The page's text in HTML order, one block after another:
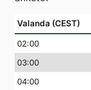
Valanda (CEST)
02:00
03:00
04:00